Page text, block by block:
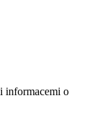
informacemi o